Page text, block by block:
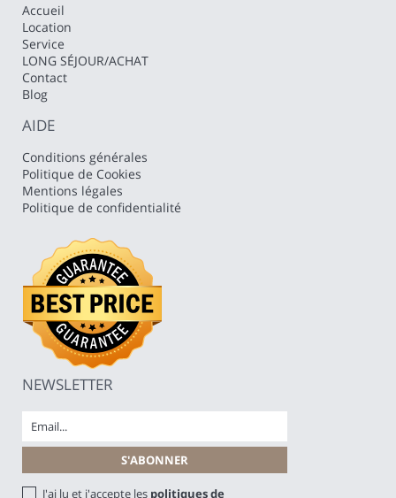
Accueil
Location
Service
LONG SÉJOUR/ACHAT
Contact
Blog
AIDE
Conditions générales
Politique de Cookies
Mentions légales
Politique de confidentialité
NEWSLETTER
J'ai lu et j'accepte les politiques de